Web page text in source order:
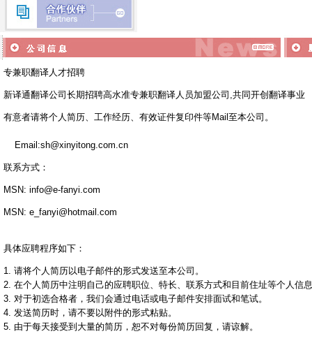
挪威语翻译
波斯语翻译
希伯莱语翻译
爱尔兰语翻译
西班牙语翻译
老挝语翻译
科技翻译
口译翻译
矿山翻译
交通翻译
旅游翻译
能源翻译
陪同翻译
桥梁翻译
汽车翻译
轻工业翻译
融资翻译
商贸翻译
施工翻译
石化翻译
食品翻译
谈判翻译
同传翻译
涂料翻译
物理翻译
在线翻译
橡胶翻译
纤维翻译
演出翻译
药品翻译
影视翻译
英语翻译
专兼职翻译人才招聘
新译通翻译公司长期招聘高水准专兼职翻译人员加盟公司,共同开创翻译
有意者请将个人简历、工作经历、有效证件复印件等Mail至本公司。
Email:sh@xinyitong.com.cn
联系方式：
MSN: info@e-fanyi.com
MSN: e_fanyi@hotmail.com
具体应聘程序如下：
1. 请将个人简历以电子邮件的形式发送至本公司。
2. 在个人简历中注明自己的应聘职位、特长、联系方式和目前住址等个人信
3. 对于初选合格者，我们会通过电话或电子邮件安排面试和笔试。
4. 发送简历时，请不要以附件的形式粘贴。
5. 由于每天接受到大量的简历，恕不对每份简历回复，请谅解。